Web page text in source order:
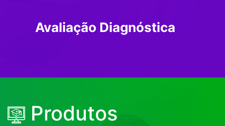
Avaliação Diagnóstica
Produtos